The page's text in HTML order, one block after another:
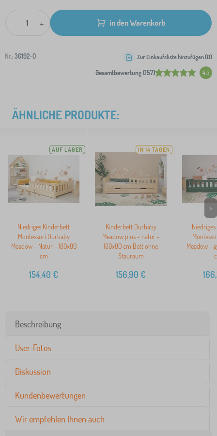
- + in den Warenkorb
Nr.: 36192-0
Gesamtbewertung (157) 4.5
Zur Einkaufsliste hinzufügen (0)
ÄHNLICHE PRODUKTE:
AUF LAGER
Niedriges Kinderbett
Montessori Ourbaby
Meadow - Natur - 180x80
cm
154,40 €
IN 14 TAGEN
Kinderbett Ourbaby
Meadow plus - natur -
180x80 cm Bett ohne
Stauraum
156,90 €
Meadow -
>
Beschreibung
User-Fotos
Diskussion
Kundenbewertungen
Wir empfehlen Ihnen auch